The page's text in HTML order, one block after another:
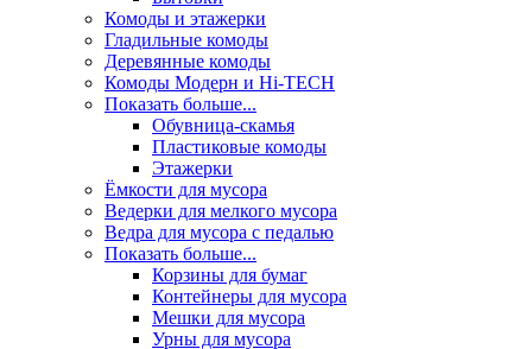
Комоды и этажерки
Гладильные комоды
Деревянные комоды
Комоды Модерн и Hi-TECH
Показать больше...
Обувница-скамья
Пластиковые комоды
Этажерки
Ёмкости для мусора
Ведерки для мелкого мусора
Ведра для мусора с педалью
Показать больше...
Корзины для бумаг
Контейнеры для мусора
Мешки для мусора
Урны для мусора